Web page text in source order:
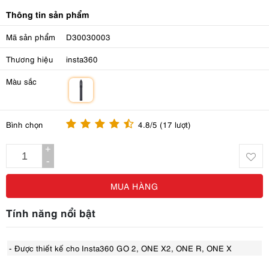
Thông tin sản phẩm
Mã sản phẩm D30030003
Thương hiệu insta360
Màu sắc
Bình chọn 4.8/5 (17 lượt)
+
-
MUA HÀNG
Tính năng nổi bật
- Được thiết kế cho Insta360 GO 2, ONE X2, ONE R, ONE X